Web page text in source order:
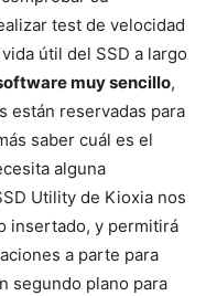
test de velocidad
útil del SSD a largo
muy sencillo,
están reservadas para
saber cuál es el
alguna
Utility de Kioxia nos
insertado, y permitirá
a parte para
segundo plano para